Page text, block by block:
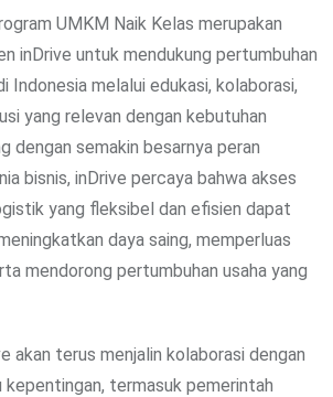
UMKM Naik Kelas merupakan
inDrive untuk mendukung pertumbuhan
Indonesia melalui edukasi, kolaborasi,
yang relevan dengan kebutuhan
dengan semakin besarnya peran
bisnis, inDrive percaya bahwa akses
yang fleksibel dan efisien dapat
daya saing, memperluas
mendorong pertumbuhan usaha yang
akan terus menjalin kolaborasi dengan
kepentingan, termasuk pemerintah